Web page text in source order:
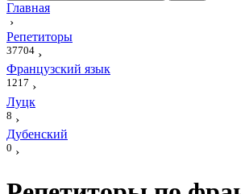
Главная
›
Репетиторы
37704 ›
Французский язык
1217 ›
Луцк
8 ›
Дубенский
0 ›